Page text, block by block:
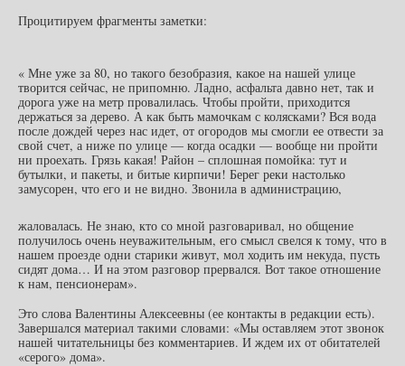
Процитируем фрагменты заметки:
« Мне уже за 80, но такого безобразия, какое на нашей улице
творится сейчас, не припомню. Ладно, асфальта давно нет, так и
дорога уже на метр провалилась. Чтобы пройти, приходится
держаться за дерево. А как быть мамочкам с колясками? Вся вода
после дождей через нас идет, от огородов мы смогли ее отвести за
свой счет, а ниже по улице — когда осадки — вообще ни пройти
ни проехать. Грязь какая! Район – сплошная помойка: тут и
бутылки, и пакеты, и битые кирпичи! Берег реки настолько
замусорен, что его и не видно. Звонила в администрацию,
жаловалась. Не знаю, кто со мной разговаривал, но общение
получилось очень неуважительным, его смысл свелся к тому, что в
нашем проезде одни старики живут, мол ходить им некуда, пусть
сидят дома… И на этом разговор прервался. Вот такое отношение
к нам, пенсионерам».
Это слова Валентины Алексеевны (ее контакты в редакции есть).
Завершался материал такими словами: «Мы оставляем этот звонок
нашей читательницы без комментариев. И ждем их от обитателей
«серого» дома».